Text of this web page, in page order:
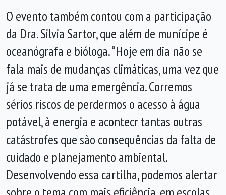
O evento também contou com a participação
da Dra. Silvia Sartor, que além de munícipe é
oceanógrafa e bióloga. “Hoje em dia não se
fala mais de mudanças climáticas, uma vez que
já se trata de uma emergência. Corremos
sérios riscos de perdermos o acesso à água
potável, à energia e acontecr tantas outras
catástrofes que são consequências da falta de
cuidado e planejamento ambiental.
Desenvolvendo essa cartilha, podemos alertar